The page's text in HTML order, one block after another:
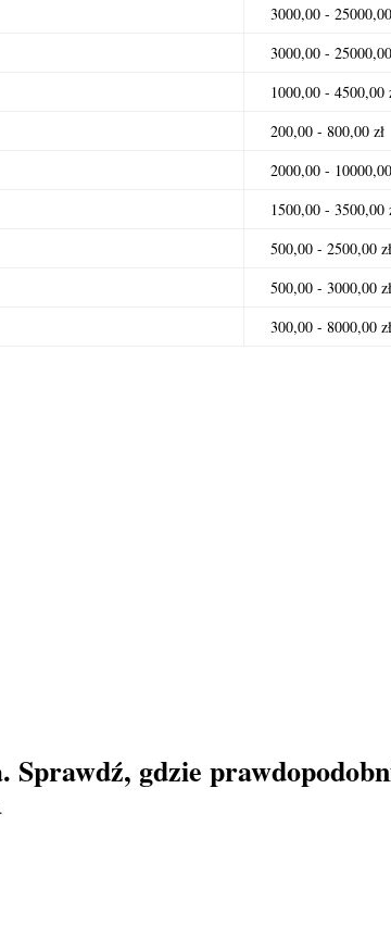
3000,00 -
3000,00 -
1000,00 - 4500,00
200,00 - 800,00 zł
2000,00 -
1500,00 - 3500,00
500,00 - 2500,00 zł
500,00 - 3000,00 zł
300,00 - 8000,00 zł
Sprawdź, gdzie